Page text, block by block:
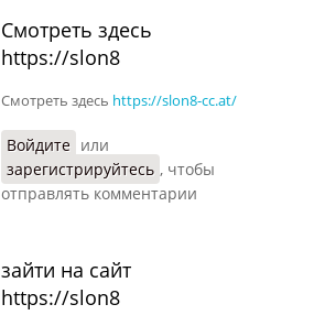
Смотреть здесь
https://slon8
Смотреть здесь https://slon8-cc.at/
Войдите или
зарегистрируйтесь , чтобы
отправлять комментарии
зайти на сайт
https://slon8